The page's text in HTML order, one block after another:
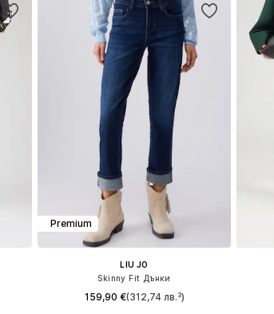
Premium
LIU JO
Skinny Fit Дънки
159,90 €(312,74 лв.³)